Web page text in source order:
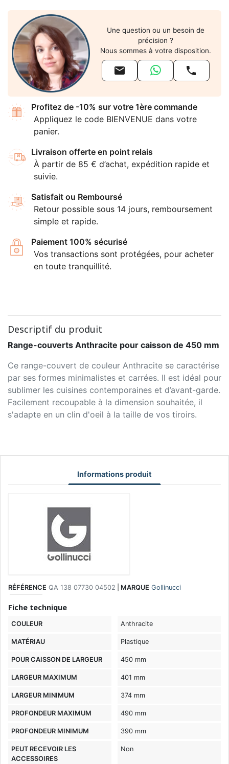
Une question ou un besoin de
précision ?
Nous sommes à votre disposition.
 
Profitez de -10% sur votre 1ère commande
Appliquez le code BIENVENUE dans votre
panier.
Livraison offerte en point relais
À partir de 85 € d’achat, expédition rapide et
suivie.
Satisfait ou Remboursé
Retour possible sous 14 jours, remboursement
simple et rapide.
Paiement 100% sécurisé
Vos transactions sont protégées, pour acheter
en toute tranquillité.
Descriptif du produit
Range-couverts Anthracite pour caisson de 450 mm
Ce range-couvert de couleur Anthracite se caractérise
par ses formes minimalistes et carrées. Il est idéal pour
sublimer les cuisines contemporaines et d’avant-garde.
Facilement recoupable à la dimension souhaitée, il
s'adapte en un clin d'oeil à la taille de vos tiroirs.
Informations produit
RÉFÉRENCE QA 138 07730 04502 MARQUE Gollinucci
Fiche technique
COULEUR Anthracite
MATÉRIAU Plastique
POUR CAISSON DE LARGEUR 450 mm
LARGEUR MAXIMUM 401 mm
LARGEUR MINIMUM 374 mm
PROFONDEUR MAXIMUM 490 mm
PROFONDEUR MINIMUM 390 mm
PEUT RECEVOIR LES
ACCESSOIRES
Non